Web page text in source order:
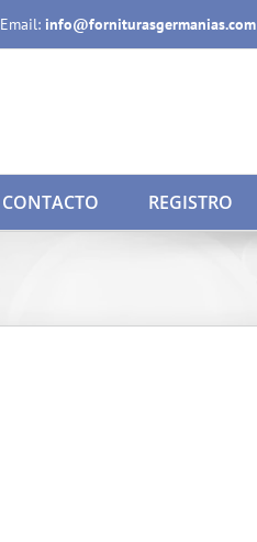
Email: info@forniturasgermanias.com
CONTACTO REGISTRO